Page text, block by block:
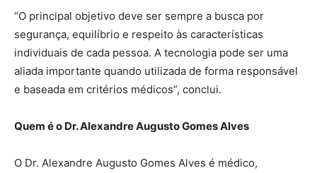
“O principal objetivo deve ser sempre a busca por
segurança, equilíbrio e respeito às características
individuais de cada pessoa. A tecnologia pode ser uma
aliada importante quando utilizada de forma responsável
e baseada em critérios médicos”, conclui.
Quem é o Dr. Alexandre Augusto Gomes Alves
O Dr. Alexandre Augusto Gomes Alves é médico,